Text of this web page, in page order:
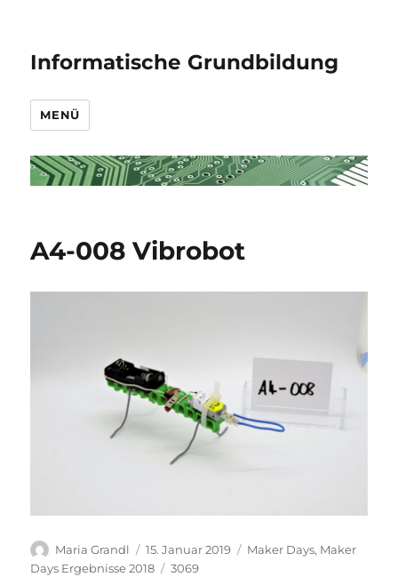
Informatische Grundbildung
MENÜ
A4-008 Vibrobot
Autor
Maria Grandl
Veröffentlicht
am
15. Januar 2019 Kategorien
Maker Days, Maker
Days Ergebnisse 2018
Schlagwörter
3069